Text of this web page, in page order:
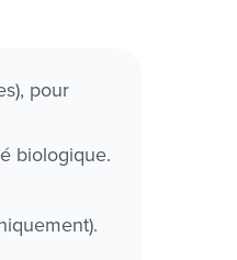
pour
biologique.